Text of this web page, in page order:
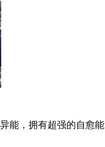
能，拥有超强的自愈